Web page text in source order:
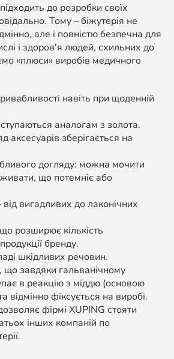
до розробки своїх
Тому – біжутерія не
але і повністю безпечна для
і здоров'я людей, схильних до
«плюси» виробів медичного
навіть при щоденній
аналогам з золота.
аксесуарів зберігається на
догляду: можна мочити
що потемніє або
вигадливих до лаконічних
розширює кількість
бренду.
шкідливих речовин.
завдяки гальванічному
в реакцію з міддю (основою
відмінно фіксується на виробі.
фірмі XUPING стояти
інших компаній по